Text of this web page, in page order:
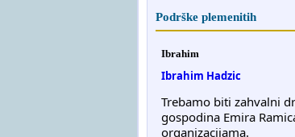
Podrške plemenitih
Ibrahim
Ibrahim Hadzic
Trebamo biti zahvalni
gospodina Emira
organizacijama.